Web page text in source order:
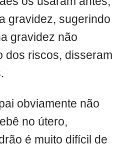
gravidez, sugerindo
gravidez não
dos riscos, disseram
obviamente não
no útero,
é muito difícil de